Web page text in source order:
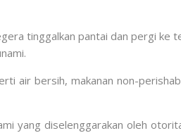
tinggalkan pantai dan pergi ke
air bersih, makanan non-
yang diselenggarakan oleh